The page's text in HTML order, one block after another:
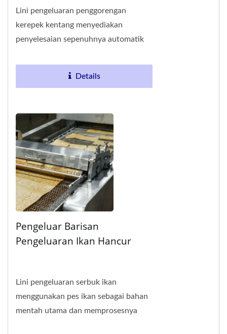
Lini pengeluaran penggorengan
kerepek kentang menyediakan
penyelesaian sepenuhnya automatik
makanan ringan. Laluan pengeluaran...
Details
Pengeluar Barisan
Pengeluaran Ikan Hancur
Lini pengeluaran serbuk ikan
menggunakan pes ikan sebagai bahan
mentah utama dan memprosesnya